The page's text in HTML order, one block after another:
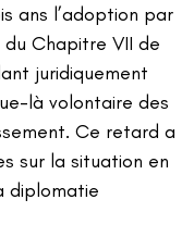
ans l’adoption par
du Chapitre VII de
juridiquement
là volontaire des
Ce retard a
sur la situation en
diplomatie